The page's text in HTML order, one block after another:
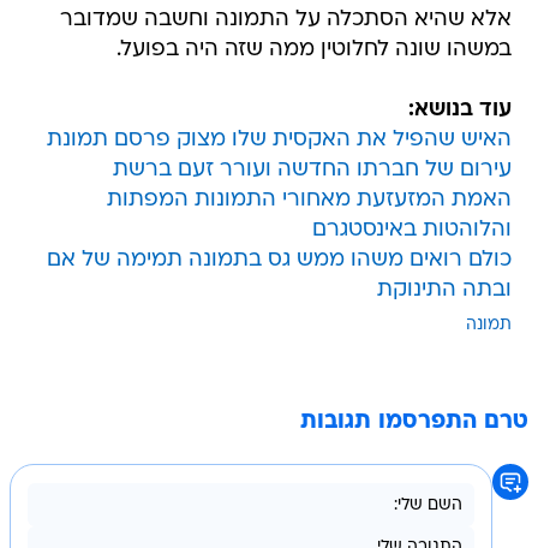
אלא שהיא הסתכלה על התמונה וחשבה שמדובר
במשהו שונה לחלוטין ממה שזה היה בפועל.
עוד בנושא:
האיש שהפיל את האקסית שלו מצוק פרסם תמונת
עירום של חברתו החדשה ועורר זעם ברשת
האמת המזעזעת מאחורי התמונות המפתות
והלוהטות באינסטגרם
כולם רואים משהו ממש גס בתמונה תמימה של אם
ובתה התינוקת
תמונה
טרם התפרסמו תגובות